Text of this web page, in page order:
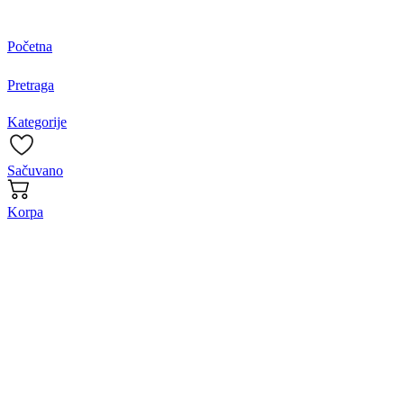
Početna
Pretraga
Kategorije
Sačuvano
Korpa